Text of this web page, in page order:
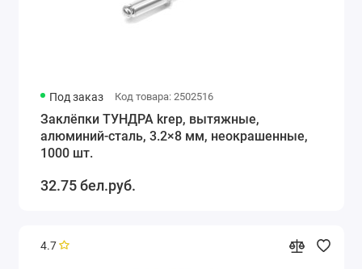
Под заказ Код товара: 2502516
Заклёпки ТУНДРА krep, вытяжные,
алюминий-сталь, 3.2×8 мм, неокрашенные,
1000 шт.
32.75 бел.руб.
4.7